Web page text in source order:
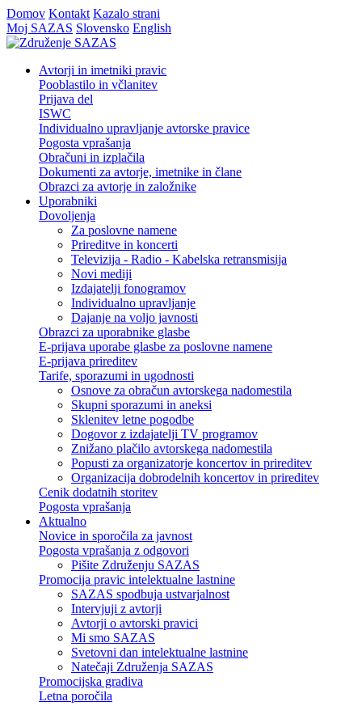
Domov Kontakt Kazalo strani
Moj SAZAS Slovensko English
Avtorji in imetniki pravic
Pooblastilo in včlanitev
Prijava del
ISWC
Individualno upravljanje avtorske pravice
Pogosta vprašanja
Obračuni in izplačila
Dokumenti za avtorje, imetnike in člane
Obrazci za avtorje in založnike
Uporabniki
Dovoljenja
Za poslovne namene
Prireditve in koncerti
Televizija - Radio - Kabelska retransmisija
Novi mediji
Izdajatelji fonogramov
Individualno upravljanje
Dajanje na voljo javnosti
Obrazci za uporabnike glasbe
E-prijava uporabe glasbe za poslovne namene
E-prijava prireditev
Tarife, sporazumi in ugodnosti
Osnove za obračun avtorskega nadomestila
Skupni sporazumi in aneksi
Sklenitev letne pogodbe
Dogovor z izdajatelji TV programov
Znižano plačilo avtorskega nadomestila
Popusti za organizatorje koncertov in prireditev
Organizacija dobrodelnih koncertov in prireditev
Cenik dodatnih storitev
Pogosta vprašanja
Aktualno
Novice in sporočila za javnost
Pogosta vprašanja z odgovori
Pišite Združenju SAZAS
Promocija pravic intelektualne lastnine
SAZAS spodbuja ustvarjalnost
Intervjuji z avtorji
Avtorji o avtorski pravici
Mi smo SAZAS
Svetovni dan intelektualne lastnine
Natečaji Združenja SAZAS
Promocijska gradiva
Letna poročila